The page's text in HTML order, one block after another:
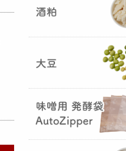
5つの素材だけで出来た辛
おた
』が登場しました！その
も、薬味や調味料を足し
できます。
（